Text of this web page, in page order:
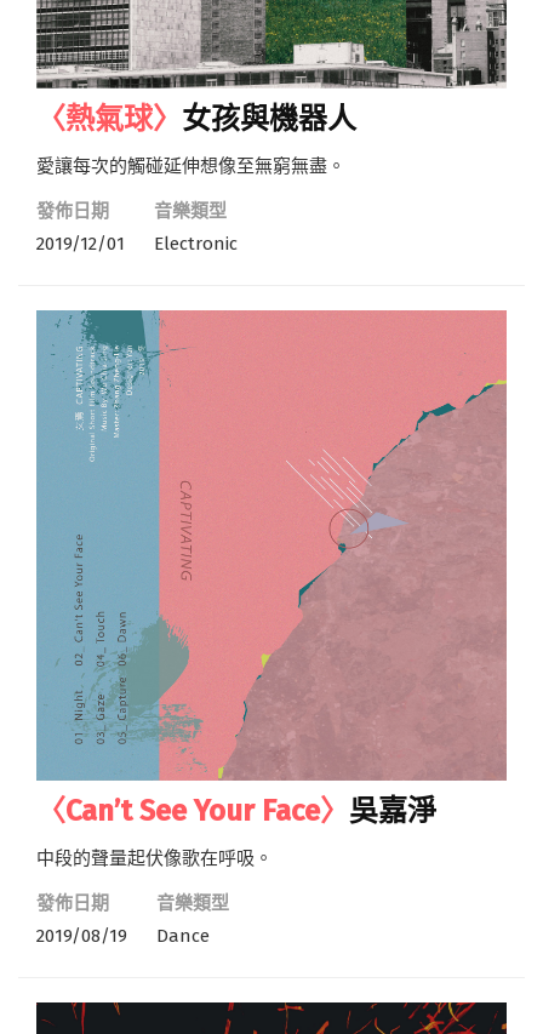
〈熱氣球〉 女孩與機器人
愛讓每次的觸碰延伸想像至無窮無盡。
發佈日期
2019/12/01
音樂類型
Electronic
〈Can’t See Your Face〉 吳嘉淨
中段的聲量起伏像歌在呼吸。
發佈日期
2019/08/19
音樂類型
Dance